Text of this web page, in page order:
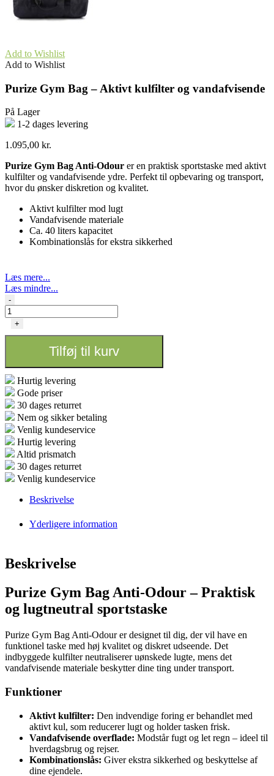
Add to Wishlist
Add to Wishlist
Purize Gym Bag – Aktivt kulfilter og vandafvisende
På Lager
1-2 dages levering
1.095,00 kr.
Purize Gym Bag Anti-Odour er en praktisk sportstaske med aktivt
kulfilter og vandafvisende ydre. Perfekt til opbevaring og transport,
hvor du ønsker diskretion og kvalitet.
Aktivt kulfilter mod lugt
Vandafvisende materiale
Ca. 40 liters kapacitet
Kombinationslås for ekstra sikkerhed
Læs mere...
Læs mindre...
Purize
Gym
Bag
og
vandafvisende
antal
-
+
Tilføj til kurv
Hurtig levering
Gode priser
30 dages returret
Nem og sikker betaling
Venlig kundeservice
Hurtig levering
Altid prismatch
30 dages returret
Venlig kundeservice
Beskrivelse
Yderligere information
Beskrivelse
Purize Gym Bag Anti-Odour – Praktisk
og lugtneutral sportstaske
Purize Gym Bag Anti-Odour er designet til dig, der vil have en
funktionel taske med høj kvalitet og diskret udseende. Det
indbyggede kulfilter neutraliserer uønskede lugte, mens det
vandafvisende materiale beskytter dine ting under transport.
Funktioner
Aktivt kulfilter: Den indvendige foring er behandlet med
aktivt kul, som reducerer lugt og holder tasken frisk.
Vandafvisende overflade: Modstår fugt og let regn – ideel til
hverdagsbrug og rejser.
Kombinationslås: Giver ekstra sikkerhed og beskyttelse af
dine ejendele.